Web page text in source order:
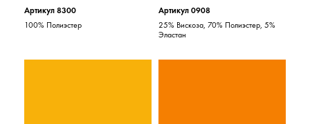
Артикул 8300
100% Полиэстер
Артикул 0908
25% Вискоза, 70% Полиэстер, 5%
Эластан